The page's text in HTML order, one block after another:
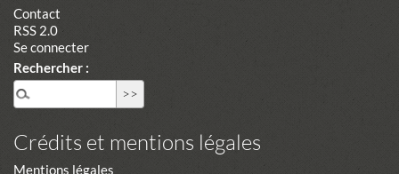
Contact
RSS 2.0
Se connecter
Rechercher :
Crédits et mentions légales
Mentions légales